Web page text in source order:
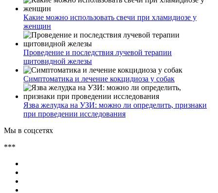
Какие можно использовать свечи при хламидиозе у
женщин
Проведение и последствия лучевой терапии
щитовидной железы
Симптоматика и лечение кокцидиоза у собак
Язва желудка на УЗИ: можно ли определить, признаки
при проведении исследования
Мы в соцсетях
***